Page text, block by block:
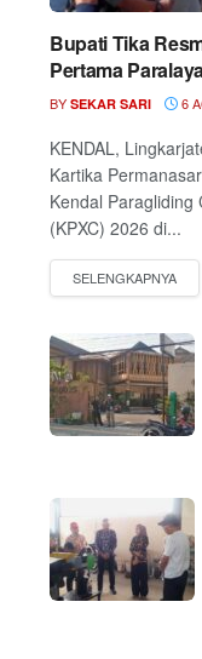
Bupati Tika
Pertama
BY SEKAR SARI 6
KENDAL,
Kartika
Kendal Paragliding
(KPXC) 2026 di...